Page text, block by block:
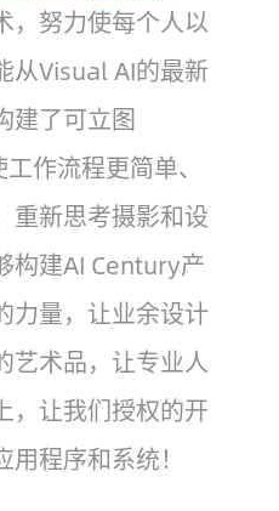
，努力使每个人以
从Visual AI的最新
建了可立图
作流程更简单、
重新思考摄影和设
构建AI Century产
力量，让业余设计
艺术品，让专业人
，让我们授权的开
程序和系统！